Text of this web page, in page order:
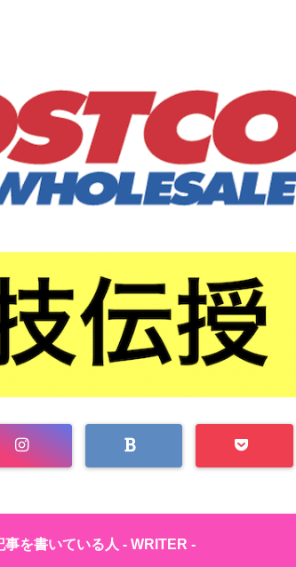
事を書いている人 - WRITER -